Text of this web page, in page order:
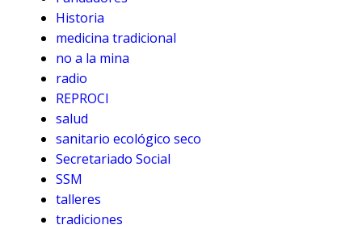
Historia
medicina tradicional
no a la mina
radio
REPROCI
salud
sanitario ecológico seco
Secretariado Social
SSM
talleres
tradiciones